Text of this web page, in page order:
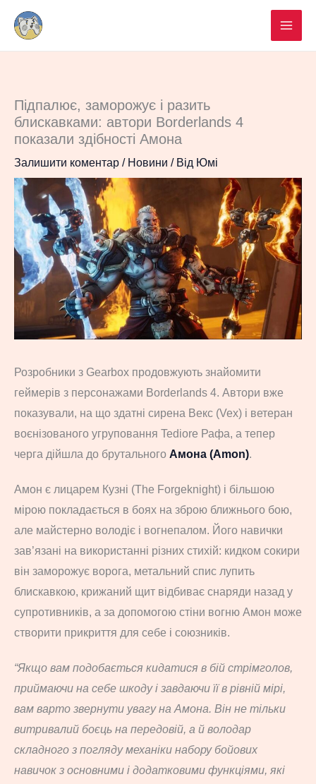
Перейти
вмісту
Підпалює, заморожує і разить
блискавками: автори Borderlands 4
показали здібності Амона
Залишити коментар / Новини / Від Юмі
Розробники з Gearbox продовжують знайомити
геймерів з персонажами Borderlands 4. Автори вже
показували, на що здатні сирена Векс (Vex) і ветеран
воєнізованого угруповання Tediore Рафа, а тепер
черга дійшла до брутального Амона (Amon).
Амон є лицарем Кузні (The Forgeknight) і більшою
мірою покладається в боях на зброю ближнього бою,
але майстерно володіє і вогнепалом. Його навички
зав’язані на використанні різних стихій: кидком сокири
він заморожує ворога, метальний спис лупить
блискавкою, крижаний щит відбиває снаряди назад у
супротивників, а за допомогою стіни вогню Амон може
створити прикриття для себе і союзників.
“Якщо вам подобається кидатися в бій стрімголов,
приймаючи на себе шкоду і завдаючи її в рівній мірі,
вам варто звернути увагу на Амона. Він не тільки
витривалий боєць на передовій, а й володар
складного з погляду механіки набору бойових
навичок з основними і додатковими функціями, які